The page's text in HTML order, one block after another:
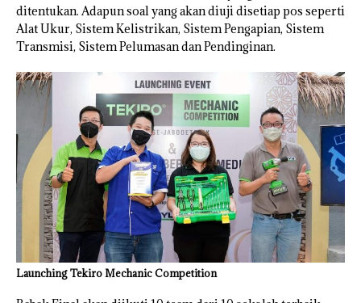
ditentukan. Adapun soal yang akan diuji disetiap pos seperti
Alat Ukur, Sistem Kelistrikan, Sistem Pengapian, Sistem
Transmisi, Sistem Pelumasan dan Pendinginan.
Launching Tekiro Mechanic Competition